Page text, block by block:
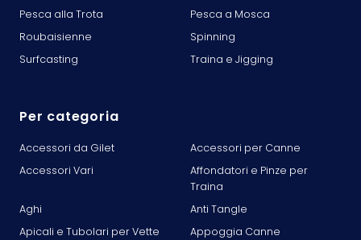
Pesca alla Trota
Pesca a Mosca
Roubaisienne
Spinning
Surfcasting
Traina e Jigging
Per categoria
Accessori da Gilet
Accessori per Canne
Accessori Vari
Affondatori e Pinze per
Traina
Aghi
Anti Tangle
Apicali e Tubolari per Vette
Appoggia Canne